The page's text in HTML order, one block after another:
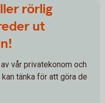
rörlig
ut
vår privatekonom och
tänka för att göra de